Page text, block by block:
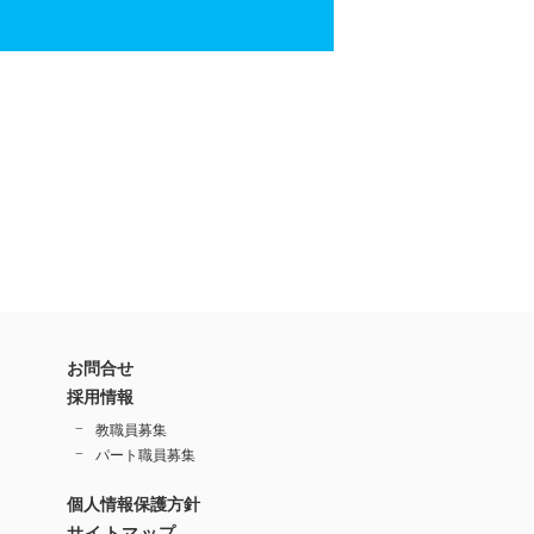
お問合せ
採用情報
教職員募集
パート職員募集
個人情報保護方針